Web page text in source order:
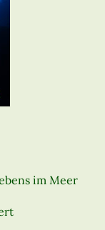
im Meer